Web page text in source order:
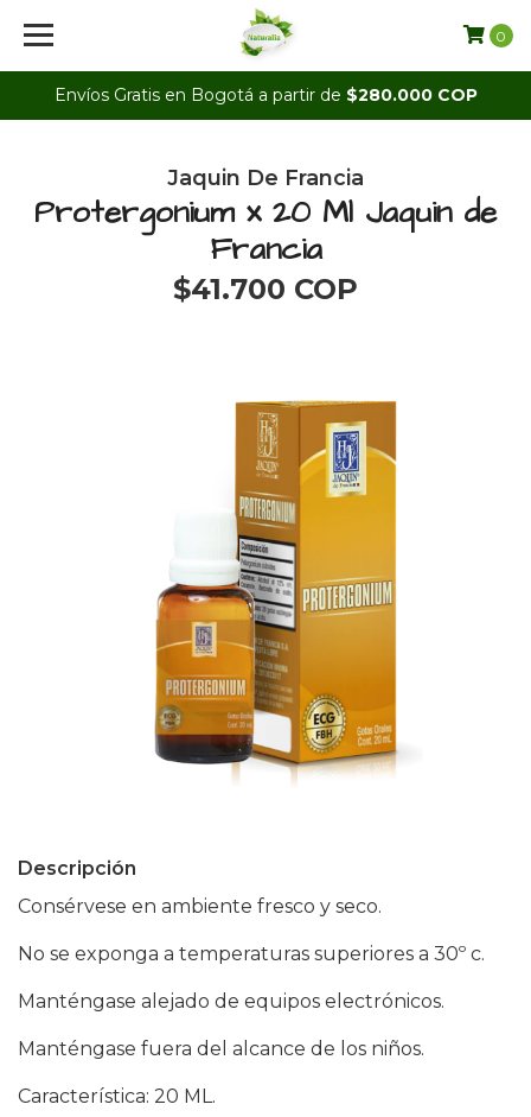
Envíos Gratis en Bogotá a partir de $280.000 COP
0
Jaquin De Francia
Protergonium x 20 Ml Jaquin de
Francia
$41.700 COP
Descripción
Consérvese en ambiente fresco y seco.
No se exponga a temperaturas superiores a 30º c.
Manténgase alejado de equipos electrónicos.
Manténgase fuera del alcance de los niños.
Característica: 20 ML.